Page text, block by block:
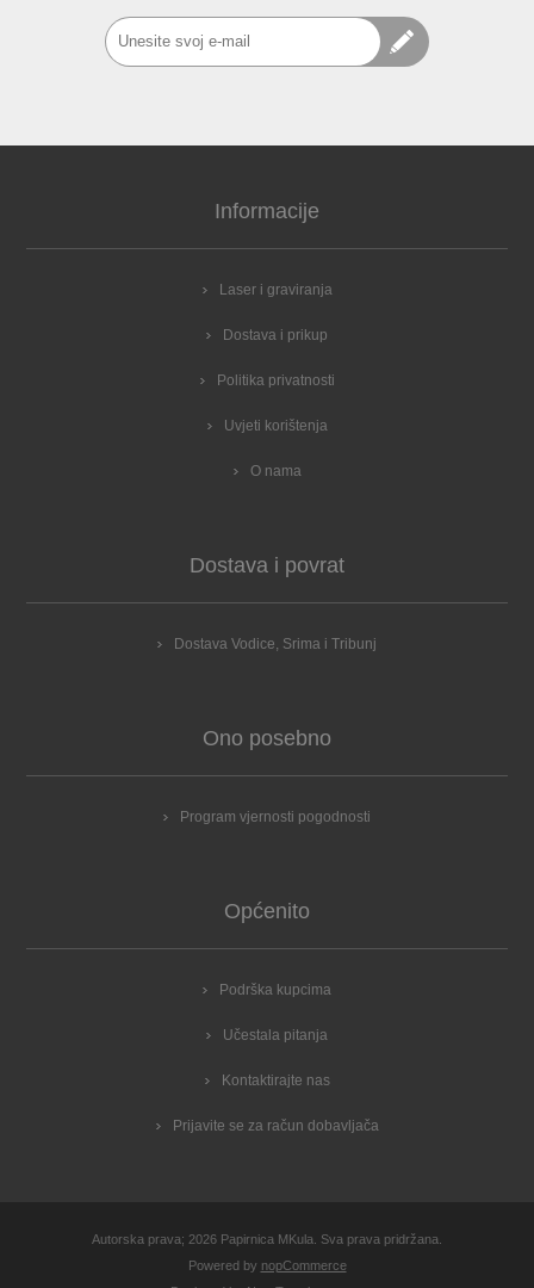
Informacije
Laser i graviranja
Dostava i prikup
Politika privatnosti
Uvjeti korištenja
O nama
Dostava i povrat
Dostava Vodice, Srima i Tribunj
Ono posebno
Program vjernosti pogodnosti
Općenito
Podrška kupcima
Učestala pitanja
Kontaktirajte nas
Prijavite se za račun dobavljača
Autorska prava; 2026 Papirnica MKula. Sva prava pridržana.
Powered by nopCommerce